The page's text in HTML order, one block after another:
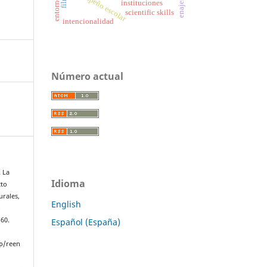
La
reen
instituciones
scientific skills
intencionalidad
Número actual
Idioma
English
Español (España)